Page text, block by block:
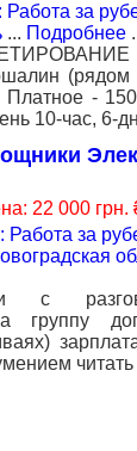
за
... Подробнее
-
10-час, 6-
22 000 грн.
за
с
группу
читать